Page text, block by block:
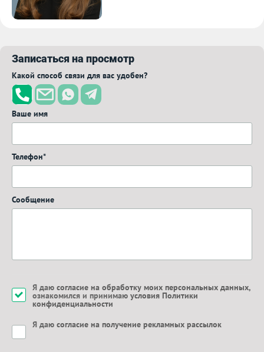
Записаться на просмотр
Какой способ связи для вас удобен?
Ваше имя
Телефон*
Сообщение
Я даю согласие на обработку моих персональных данных,
ознакомился и принимаю условия Политики
конфиденциальности
Я даю согласие на получение рекламных рассылок